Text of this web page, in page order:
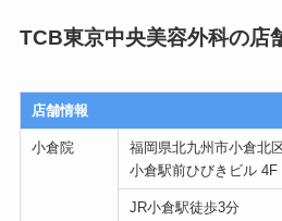
TCB東京中央美容外科の店
店舗情報
小倉院
福岡県北九州市小倉北
小倉駅前ひびきビル 4F
JR小倉駅徒歩3分